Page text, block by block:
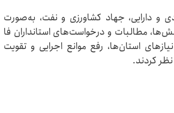
و دارایی، جهاد کشاورزی و نفت، به‌صورت
مطالبات و درخواست‌های استانداران فا
استان‌ها، رفع موانع اجرایی و تقویت
کردند.